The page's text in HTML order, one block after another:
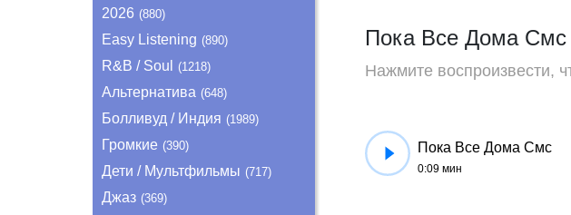
2026 (880)
Easy Listening (890)
R&B / Soul (1218)
Альтернатива (648)
Болливуд / Индия (1989)
Громкие (390)
Дети / Мультфильмы (717)
Джаз (369)
Пока Все Дома Смс
Нажмите воспроизвести,
Пока Все Дома Смс
0:09 мин